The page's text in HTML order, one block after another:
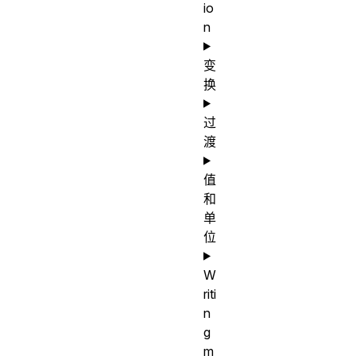
io
n
变
换
过
渡
值
和
单
位
W
riti
n
g
m